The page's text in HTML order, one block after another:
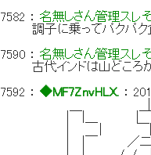
7582 ：名無しさん管理スレ
調子に乗ってパクパク
7590 ：名無しさん管理スレ
古代インドは山どころ
7592 ：◆MF7ZnvHLX. ：
|￣|＿ |￣ ￣|
| | ￣| |￣/
| |￣ ／二